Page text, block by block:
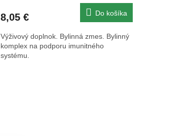
8,05 € Do košíka
Výživový doplnok. Bylinná zmes. Bylinný
komplex na podporu imunitného
systému.